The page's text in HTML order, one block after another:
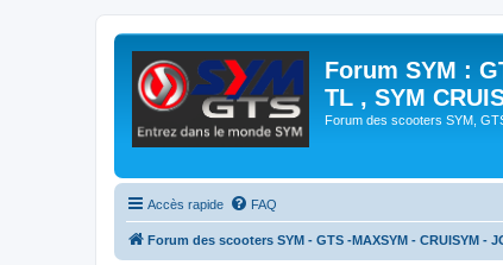
Forum SYM :
TL , SYM
Forum des scooters SYM,
Accès rapide FAQ
Forum des scooters SYM - GTS -MAXSYM - CRUISYM -